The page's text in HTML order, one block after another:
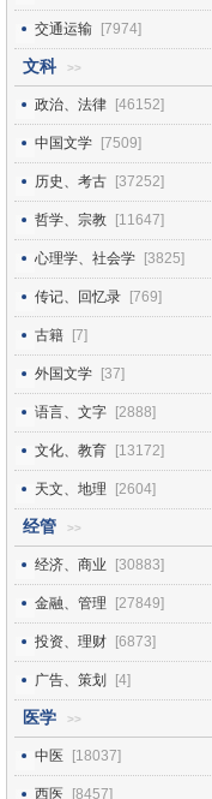
交通运输 [7974]
文科 >>
政治、法律 [46152]
中国文学 [7509]
历史、考古 [37252]
哲学、宗教 [11647]
心理学、社会学 [3825]
传记、回忆录 [769]
古籍 [7]
外国文学 [37]
语言、文字 [2888]
文化、教育 [13172]
天文、地理 [2604]
经管 >>
经济、商业 [30883]
金融、管理 [27849]
投资、理财 [6873]
广告、策划 [4]
医学 >>
中医 [18037]
西医 [8457]